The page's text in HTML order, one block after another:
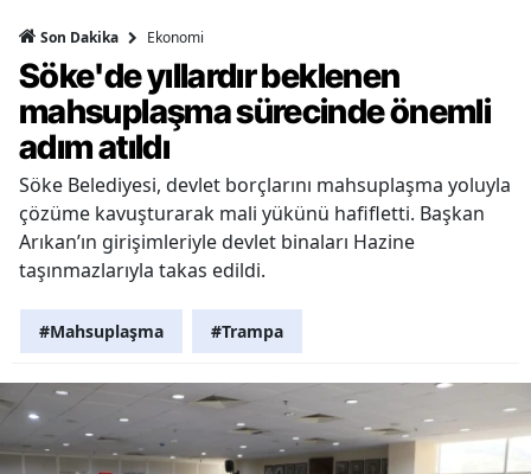
Son Dakika Ekonomi
Söke'de yıllardır beklenen
mahsuplaşma sürecinde önemli
adım atıldı
Söke Belediyesi, devlet borçlarını mahsuplaşma yoluyla
çözüme kavuşturarak mali yükünü hafifletti. Başkan
Arıkan’ın girişimleriyle devlet binaları Hazine
taşınmazlarıyla takas edildi.
#Mahsuplaşma #Trampa